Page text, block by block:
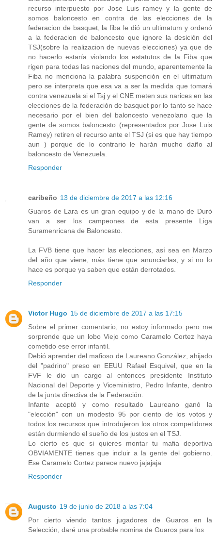
recurso interpuesto por Jose Luis ramey y la gente de
somos baloncesto en contra de las elecciones de la
federacion de basquet, la fiba le dió un ultimatum y ordenó
a la federacion de baloncesto que ignore la desición del
TSJ(sobre la realizacion de nuevas elecciones) ya que de
no hacerlo estaría violando los estatutos de la Fiba que
rigen para todas las naciones del mundo, aparentemente la
Fiba no menciona la palabra suspención en el ultimatum
pero se interpreta que esa va a ser la medida que tomará
contra venezuela si el Tsj y el CNE meten sus narices en las
elecciones de la federación de basquet por lo tanto se hace
necesario por el bien del baloncesto venezolano que la
gente de somos baloncesto (representados por Jose Luis
Ramey) retiren el recurso ante el TSJ (si es que hay tiempo
aun ) porque de lo contrario le harán mucho daño al
baloncesto de Venezuela.
Responder
caribeño 13 de diciembre de 2017 a las 12:16
Guaros de Lara es un gran equipo y de la mano de Duró
van a ser los campeones de esta presente Liga
Suramenricana de Baloncesto.
La FVB tiene que hacer las elecciones, así sea en Marzo
del año que viene, más tiene que anunciarlas, y si no lo
hace es porque ya saben que están derrotados.
Responder
Victor Hugo 15 de diciembre de 2017 a las 17:15
Sobre el primer comentario, no estoy informado pero me
sorprende que un lobo Viejo como Caramelo Cortez haya
cometido ese error infantil.
Debió aprender del mafioso de Laureano González, ahijado
del "padrino" preso en EEUU Rafael Esquivel, que en la
FVF le dio un cargo al entonces presidente Instituto
Nacional del Deporte y Viceministro, Pedro Infante, dentro
de la junta directiva de la Federación.
Infante aceptó y como resultado Laureano ganó la
"elección" con un modesto 95 por ciento de los votos y
todos los recursos que introdujeron los otros competidores
están durmiendo el sueño de los justos en el TSJ.
Lo cierto es que si quieres montar tu mafia deportiva
OBVIAMENTE tienes que incluir a la gente del gobierno.
Ese Caramelo Cortez parece nuevo jajajaja
Responder
Augusto 19 de junio de 2018 a las 7:04
Por cierto viendo tantos jugadores de Guaros en la
Selección, daré una probable nomina de Guaros para los